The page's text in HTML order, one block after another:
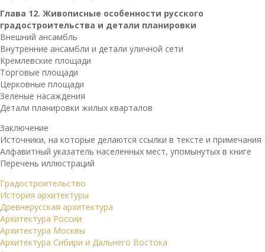
Глава 12. Живописные особенности русского
градостроительства и детали планировки
Внешний ансамбль
Внутренние ансамбли и детали уличной сети
Кремлевские площади
Торговые площади
Церковные площади
Зеленые насаждения
Детали планировки жилых кварталов
Заключение
Источники, на которые делаются ссылки в тексте и примечания
Алфавитный указатель населенных мест, упомынутых в книге
Перечень иллюстраций
Градостроительство
История архитектуры
Древнерусская архитектура
Архитектура России
Архитектура Москвы
Архитектура Сибири и Дальнего Востока